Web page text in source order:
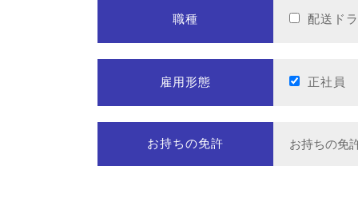
職種 配送ド
雇用形態 正社員
お持ちの免許